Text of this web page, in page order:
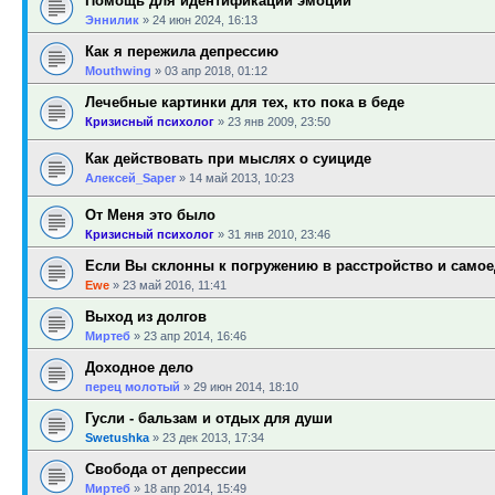
Эннилик » 24 июн 2024, 16:13
Как я пережила депрессию
Mouthwing » 03 апр 2018, 01:12
Лечебные картинки для тех, кто пока в беде
Кризисный психолог » 23 янв 2009, 23:50
Как действовать при мыслях о суициде
Алексей_Saper » 14 май 2013, 10:23
От Меня это было
Кризисный психолог » 31 янв 2010, 23:46
Если Вы склонны к погружению в расстройство и
Ewe » 23 май 2016, 11:41
Выход из долгов
Миртеб » 23 апр 2014, 16:46
Доходное дело
перец молотый » 29 июн 2014, 18:10
Гусли - бальзам и отдых для души
Swetushka » 23 дек 2013, 17:34
Свобода от депрессии
Миртеб » 18 апр 2014, 15:49